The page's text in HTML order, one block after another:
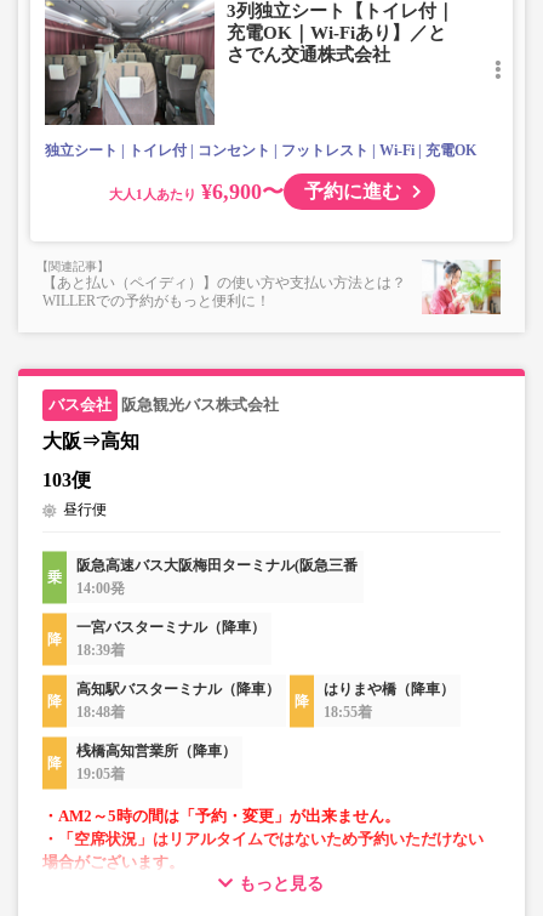
3列独立シート【トイレ付｜
充電OK｜Wi-Fiあり】／と
さでん交通株式会社
独立シート トイレ付 コンセント フットレスト Wi-Fi 充電OK
大人 ¥6,900〜 予約に進む
【あと払い（ペイディ）】の使い方や支払い方法とは？
WILLERでの予約がもっと便利に！
阪急観光バス株式会社
大阪⇒高知
103便
昼行便
阪急高速バス大阪梅田ターミナル(阪急三番
14:00発
一宮バスターミナル（降車）
18:39着
高知駅バスターミナル（降車）
18:48着
はりまや橋（降車）
18:55着
桟橋高知営業所（降車）
19:05着
・AM2～5時の間は「予約・変更」が出来ません。
・「空席状況」はリアルタイムではないため予約いただけない
場合がございます。
もっと見る